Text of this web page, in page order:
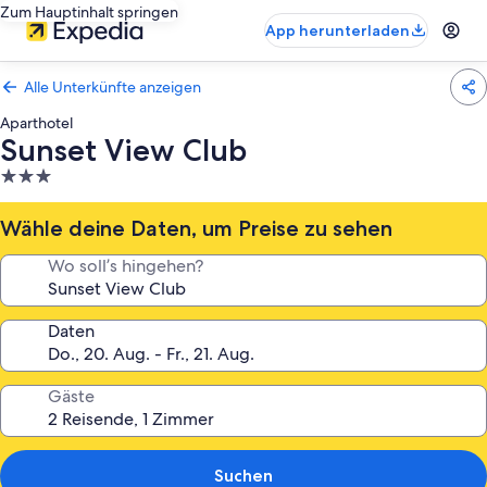
Zum Hauptinhalt springen
App herunterladen
Alle Unterkünfte anzeigen
Aparthotel
Sunset View Club
3.0-
Sterne-
Unterkunft
Wähle deine Daten, um Preise zu sehen
Wo soll’s hingehen?
Daten
Gäste
Suchen